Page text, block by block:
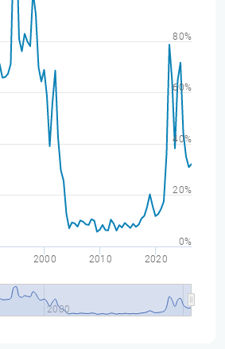
2000 2010 2020
2000
0%
20%
40%
60%
80%